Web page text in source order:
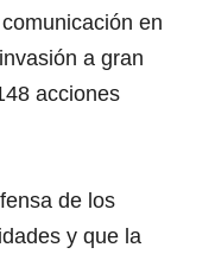
en
a gran
acciones
de los
y que la